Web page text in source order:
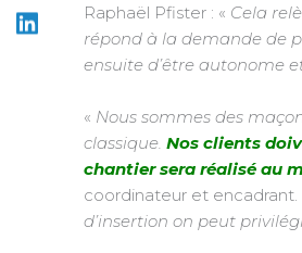
Raphaël Pfister : « Cela
répond à la demande de
ensuite d’être autonome
« Nous sommes des
classique. Nos clients
chantier sera réalisé au
coordinateur et encadrant.
d’insertion on peut